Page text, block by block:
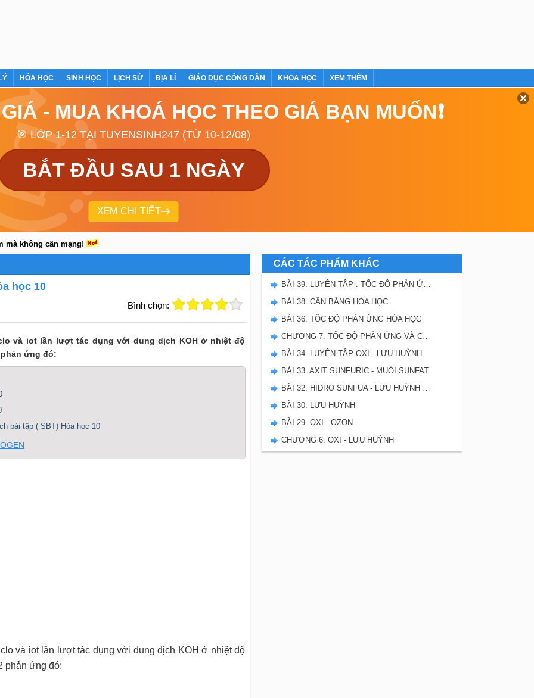
HÓA HỌC SINH HỌC LỊCH SỬ ĐỊA LÍ GIÁO DỤC CÔNG DÂN KHOA HỌC XEM THÊM
- MUA KHOÁ HỌC THEO GIÁ BẠN MUỐN❗
🎯 LỚP 1-12 TẠI TUYENSINH247 (TỪ 10-12/08)
BẮT ĐẦU SAU 1 NGÀY
XEM CHI TIẾT
mà không cần mạng!
học 10
Bình chọn:
và iot lần lượt tác dụng với dung dịch KOH ở nhiệt độ
ứng đó:
bài tập ( SBT) Hóa hoc 10
và iot lần lượt tác dụng với dung dịch KOH ở nhiệt độ
phản ứng đó:
CÁC TÁC PHẨM KHÁC
BÀI 39. LUYỆN TẬP : TỐC ĐỘ PHẢN ỨNG VÀ CÂN BẰNG HÓA HỌC
BÀI 38. CÂN BẰNG HÓA HỌC
BÀI 36. TỐC ĐỘ PHẢN ỨNG HÓA HỌC
CHƯƠNG 7. TỐC ĐỘ PHẢN ỨNG VÀ CÂN BẰNG HÓA HỌC - SBT HÓA 10
BÀI 34. LUYỆN TẬP OXI - LƯU HUỲNH
BÀI 33. AXIT SUNFURIC - MUỐI SUNFAT
BÀI 32. HIDRO SUNFUA - LƯU HUỲNH DIOXIT - LƯU HUYNH TRIOXIT
BÀI 30. LƯU HUỲNH
BÀI 29. OXI - OZON
CHƯƠNG 6. OXI - LƯU HUỲNH